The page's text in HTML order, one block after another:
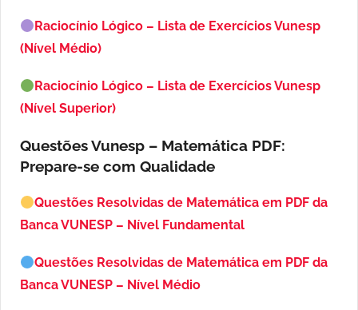
Raciocínio Lógico – Lista de Exercícios Vunesp
(Nível Médio)
Raciocínio Lógico – Lista de Exercícios Vunesp
(Nível Superior)
Questões Vunesp – Matemática PDF:
Prepare-se com Qualidade
Questões Resolvidas de Matemática em PDF da
Banca VUNESP – Nível Fundamental
Questões Resolvidas de Matemática em PDF da
Banca VUNESP – Nível Médio